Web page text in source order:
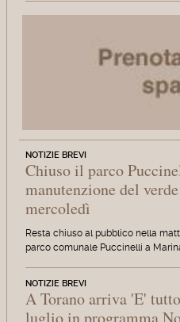
NOTIZIE BREVI
Chiuso il parco
manutenzione del
mercoledì
Resta chiuso al pubblico nella
parco comunale Puccinelli a
NOTIZIE BREVI
A Torano arriva 'E'